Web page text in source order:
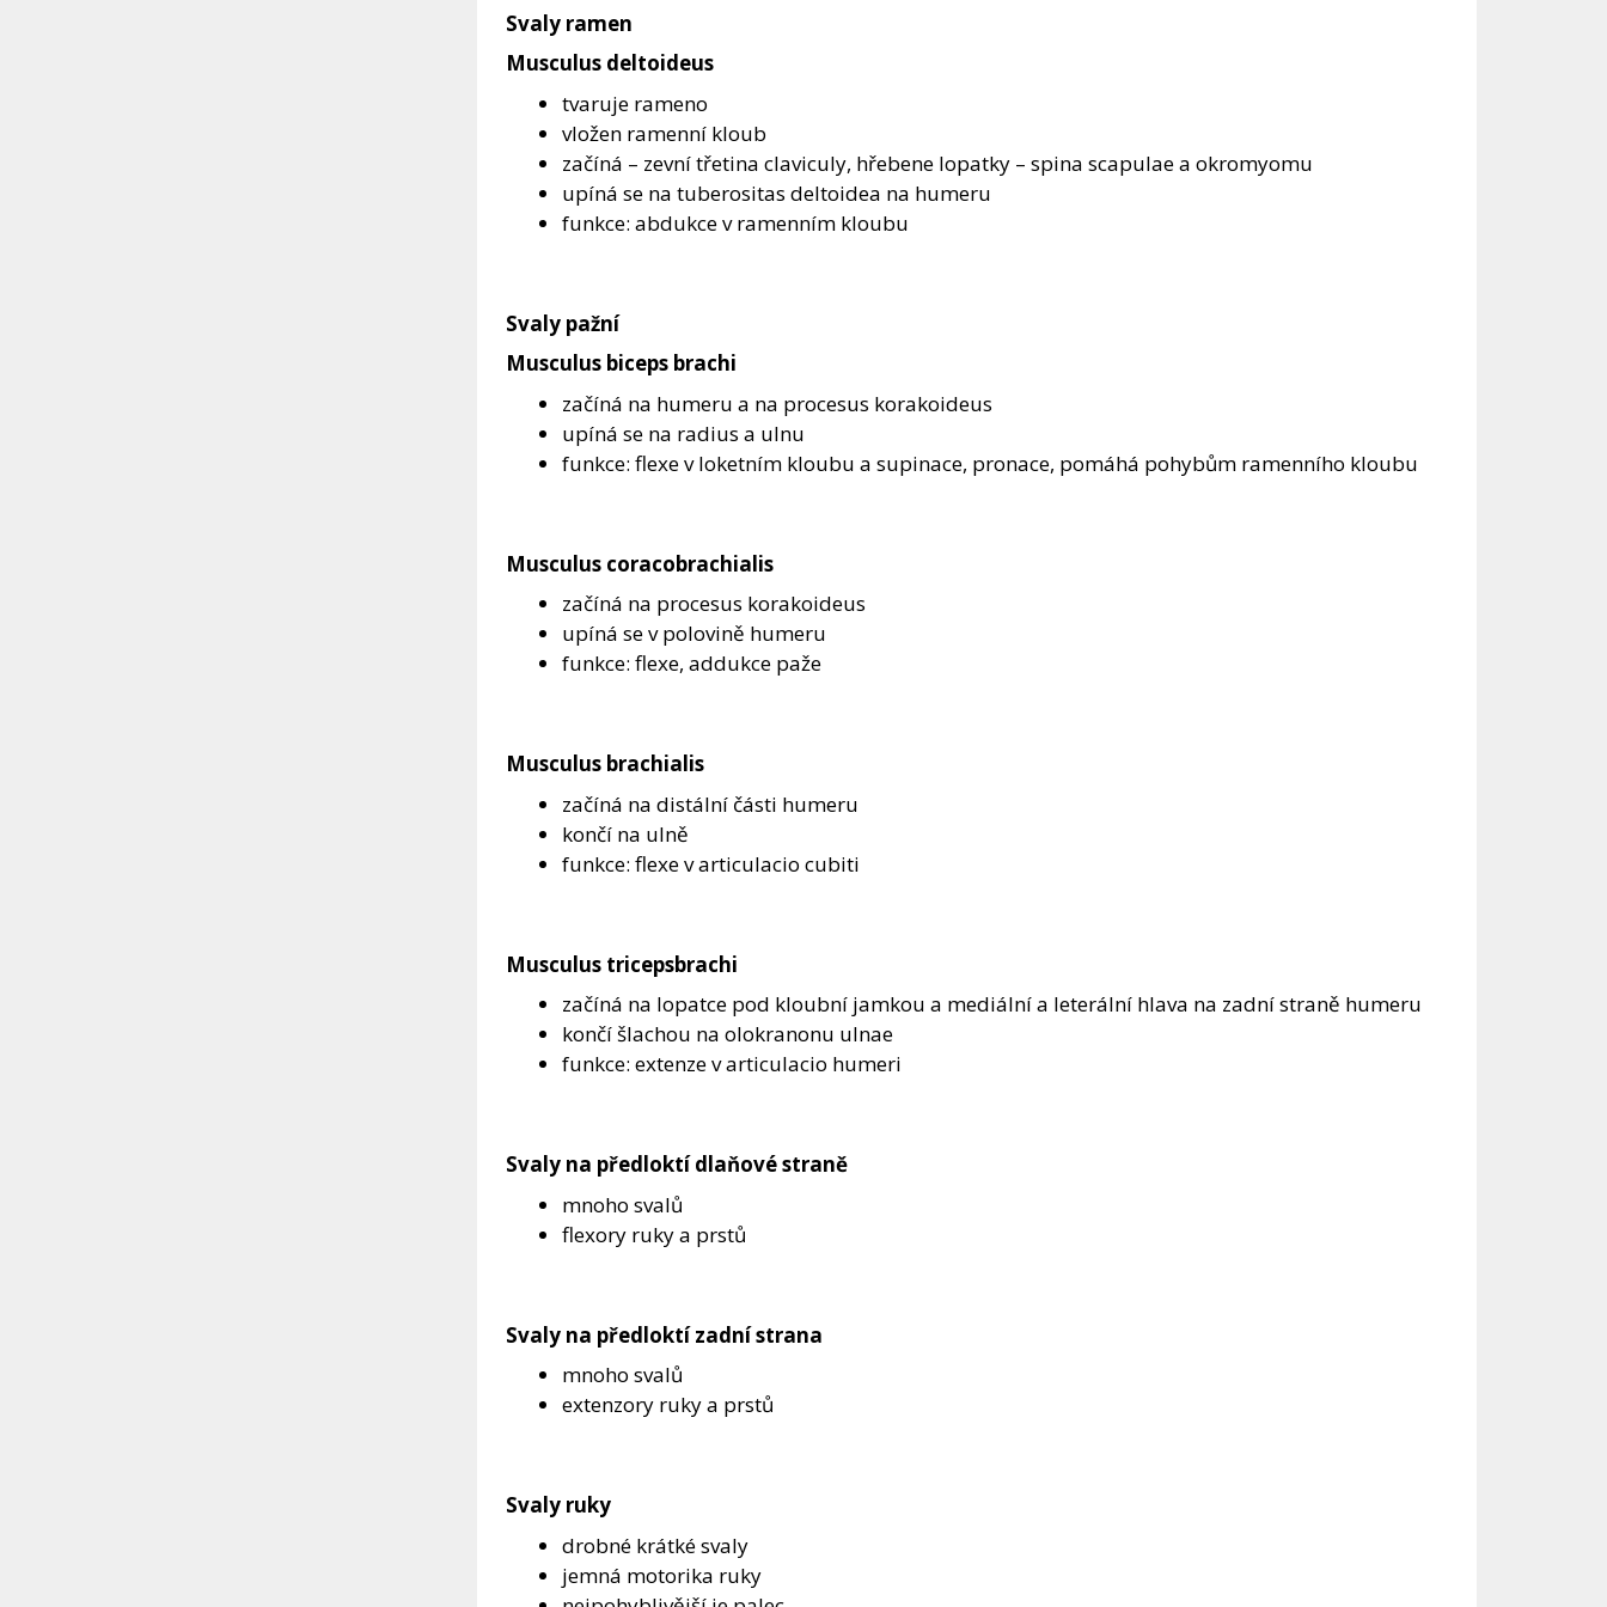
Svaly ramen
Musculus deltoideus
tvaruje rameno
vložen ramenní kloub
začíná – zevní třetina claviculy, hřebene lopatky – spina scapulae a okromyomu
upíná se na tuberositas deltoidea na humeru
funkce: abdukce v ramenním kloubu
Svaly pažní
Musculus biceps brachi
začíná na humeru a na procesus korakoideus
upíná se na radius a ulnu
funkce: flexe v loketním kloubu a supinace, pronace, pomáhá pohybům ramenního kloubu
Musculus coracobrachialis
začíná na procesus korakoideus
upíná se v polovině humeru
funkce: flexe, addukce paže
Musculus brachialis
začíná na distální části humeru
končí na ulně
funkce: flexe v articulacio cubiti
Musculus tricepsbrachi
začíná na lopatce pod kloubní jamkou a mediální a leterální hlava na zadní straně humeru
končí šlachou na olokranonu ulnae
funkce: extenze v articulacio humeri
Svaly na předloktí dlaňové straně
mnoho svalů
flexory ruky a prstů
Svaly na předloktí zadní strana
mnoho svalů
extenzory ruky a prstů
Svaly ruky
drobné krátké svaly
jemná motorika ruky